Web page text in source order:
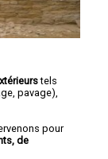
tels
pavage),
pour
de